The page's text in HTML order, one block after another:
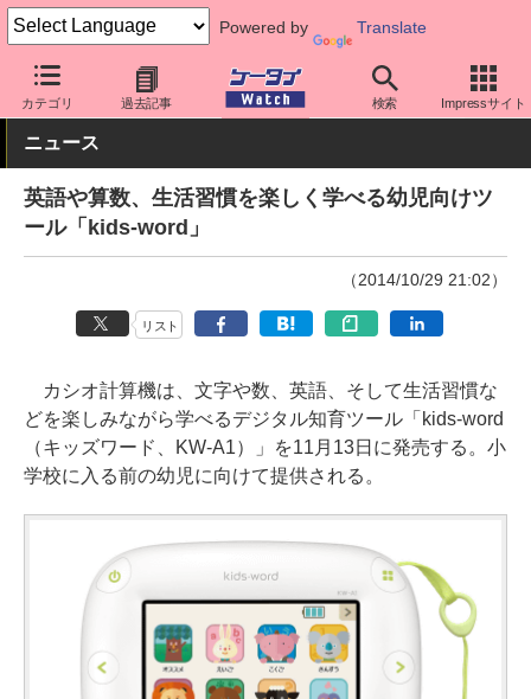
Powered by Translate
カテゴリ 過去記事 検索 Impressサイト
ケータイ Watch OS iPhone (iOS) アプリ・サービス
ニュース
英語や算数、生活習慣を楽しく学べる幼児向けツ
ール「kids-word」
（2014/10/29 21:02）
リスト
カシオ計算機は、文字や数、英語、そして生活習慣な
どを楽しみながら学べるデジタル知育ツール「kids-word
（キッズワード、KW-A1）」を11月13日に発売する。小
学校に入る前の幼児に向けて提供される。